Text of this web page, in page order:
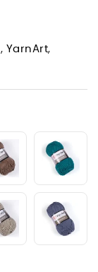
, YarnArt,